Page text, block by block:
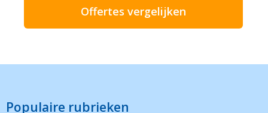
Offertes vergelijken
Populaire rubrieken